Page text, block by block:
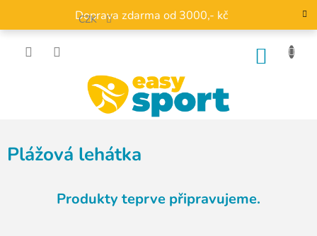
obsah
Doprava zdarma od 3000,- kč
CZK
Plážová lehátka
Produkty teprve připravujeme.